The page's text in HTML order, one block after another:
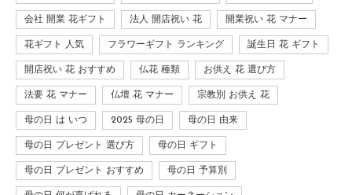
会社 開業 花ギフト 法人 開店祝い 花 開業祝い 花 マナー
花ギフト 人気 フラワーギフト ランキング 誕生日 花 ギフト
開店祝い 花 おすすめ 仏花 種類 お供え 花 選び方
法要 花 マナー 仏壇 花 マナー 宗教別 お供え 花
母の日 は いつ 2025 母の日 母の日 由来
母の日 プレゼント 選び方 母の日 ギフト
母の日 プレゼント おすすめ 母の日 予算別